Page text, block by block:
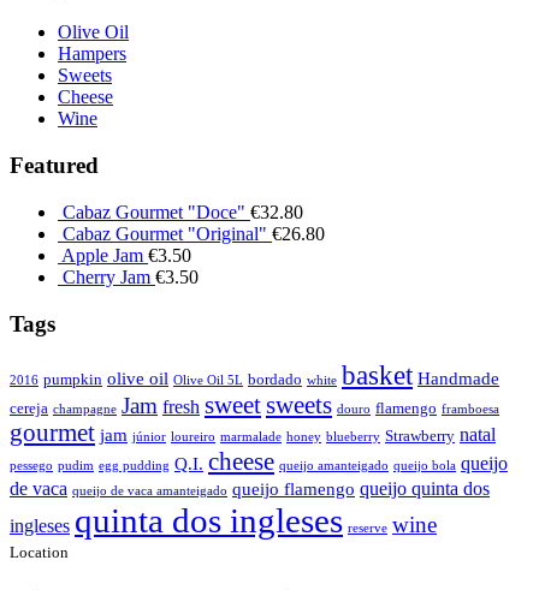
Olive Oil
Hampers
Sweets
Cheese
Wine
Featured
Cabaz Gourmet "Doce" €32.80
Cabaz Gourmet "Original" €26.80
Apple Jam €3.50
Cherry Jam €3.50
Tags
2016 pumpkin olive oil Olive Oil 5L bordado white basket Handmade
cereja champagne Jam fresh sweetsweets douro flamengo framboesa
gourmet jam júnior loureiro marmalade honey blueberry Strawberry natal
pessego pudim egg pudding Q.I. cheese queijo amanteigado queijo bola queijo
de vaca queijo de vaca amanteigado queijo flamengo queijo quinta dos
ingleses quinta dos ingleses reserve wine
Location